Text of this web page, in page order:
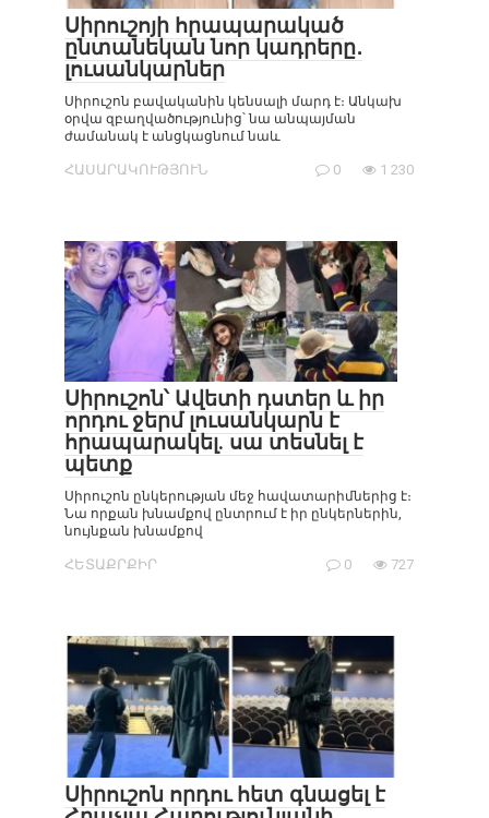
Սիրուշոյի հրապարակած
ընտանեկան նոր կադրերը․
լուսանկարներ
Սիրուշոն բավականին կենսալի մարդ է։ Անկախ
օրվա զբաղվածությունից՝ նա անպայման
ժամանակ է անցկացնում նաև
ՀԱՍԱՐԱԿՈՒԹՅՈՒՆ 0 1 230
Սիրուշոն՝ Ավետի դստեր և իր
որդու ջերմ լուսանկարն է
հրապարակել. սա տեսնել է
պետք
Սիրուշոն ընկերության մեջ հավատարիմներից է։
Նա որքան խնամքով ընտրում է իր ընկերներին,
նույնքան խնամքով
ՀԵՏԱՔՐՔԻՐ 0 727
Սիրուշոն որդու հետ գնացել է